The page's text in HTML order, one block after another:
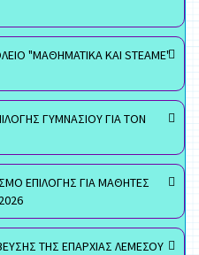
"ΜΑΘΗΜΑΤΙΚΑ ΚΑΙ STEAME"
ΓΥΜΝΑΣΙΟΥ ΓΙΑ ΤΟΝ
ΕΠΙΛΟΓΗΣ ΓΙΑ ΜΑΘΗΤΕΣ
ΤΗΣ ΕΠΑΡΧΙΑΣ ΛΕΜΕΣΟΥ